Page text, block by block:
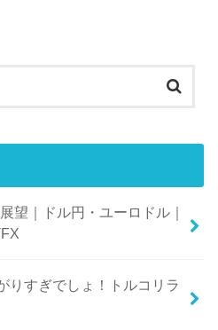
望｜ドル円・ユーロドル｜
りすぎでしょ！トルコリラ